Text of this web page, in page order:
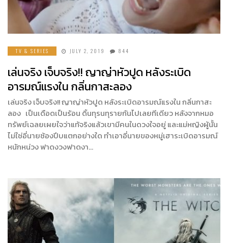
TV & SERIES JULY 2, 2019 844
เล่นจริง เจ็บจริง!! ญาญ่าหัวปูด หลังระเบิด
อารมณ์แรงใน กลิ่นกาสะลอง
เล่นจริง เจ็บจริง!! ญาญ่าหัวปูด หลังระเบิดอารมณ์แรงใน กลิ่นกาสะ
ลอง เป็นเดือดเป็นร้อน ดิ้นทุรนทุรายกันไปเลยทีเดียว หลังจากหมอ
ทรัพย์เฉลยเผยใจว่าแท้จริงแล้วเขามีคนในดวงใจอยู่ และแม่หญิงผู้นั้น
ไม่ใช่อี่นายซ้องปีบแตกอย่างใด ทำเอาอี่นายของหมู่เฮาระเบิดอารมณ์
หนักหน่วง ฟาดงวงฟาดงา…